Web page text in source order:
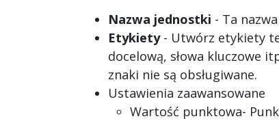
Nazwa jednostki - Ta
Etykiety - Utwórz etykiety
docelową, słowa kluczowe
znaki nie są obsługiwane.
Ustawienia zaawansowane
Wartość punktowa-